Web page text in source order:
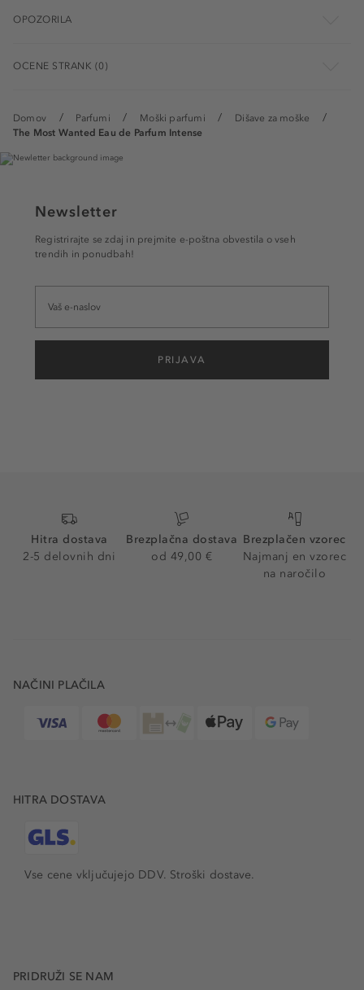
Domov Parfumi Moški parfumi
Dišave za moške
The Most Wanted Eau de Parfum Intense
OPOZORILA
OCENE STRANK (0)
Newsletter
Registrirajte se zdaj in prejmite e-poštna obvestila o vseh
trendih in ponudbah!
PRIJAVA
Hitra dostava
2-5 delovnih dni
Brezplačna dostava
od 49,00 €
Brezplačen vzorec
Najmanj en vzorec
na naročilo
NAČINI PLAČILA
HITRA DOSTAVA
Vse cene vključujejo DDV. Stroški dostave.
PRIDRUŽI SE NAM